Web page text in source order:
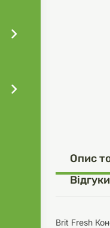
Одяг
Корм
Опис
Brit Fresh